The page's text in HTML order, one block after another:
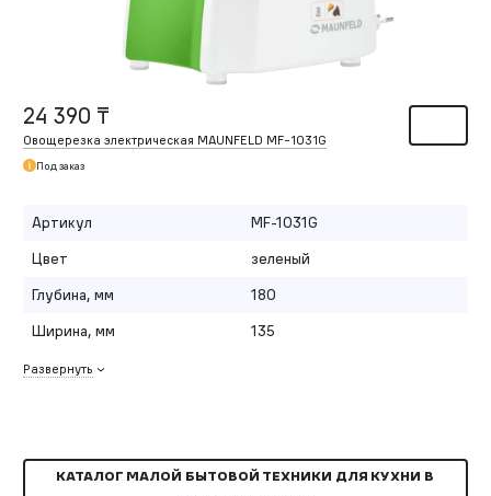
24 390 ₸
Овощерезка электрическая MAUNFELD MF-1031G
Под заказ
Артикул
MF-1031G
Цвет
зеленый
Глубина, мм
180
Ширина, мм
135
Развернуть
КАТАЛОГ МАЛОЙ БЫТОВОЙ ТЕХНИКИ ДЛЯ КУХНИ В